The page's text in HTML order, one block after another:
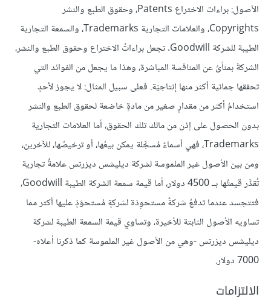
الأصول: براءات الاختراع Patents، وحقوق الطبع والنشر
Copyrights، والعلامات التجارية Trademarks، والسمعة التجارية
الطيبة للشركة Goodwill. تجعل براءاتُ الاختراع وحقوق الطبع والنشر،
الشركةَ بمنأىً عن المنافسة المباشرة، وهذا ما يجعل من الفوائد التي
تحققها حِمائية أكثر منها إنتاجيّة. فعلى سبيل المثال: لا يجوز لأحدٍ
استخدامُ أكثر من مقدارٍ صغير من مادةٍ خاضعة لحقوق الطبع والنشر
بدون الحصول على إذن من مالك تلك الحقوق، أما العلامات التجارية
Trademarks، فهي أسماءٌ مُسجَّلة يمكن بيعُها، أو ترخيصُها، للآخرين،
ومن بين الأصول غير الملموسة لشركة ديليشس ديزرتس علامةٌ تجارية
تُقدَّر قيمتُها بــ 4500 دولار، أما قيمة سمعة الشركة الطيبة Goodwill،
فتتجسد عندما تدفعُ شركةٌ مستحوِذة لشركةٍ مُستحوَذٍ عليها أكثر مما
تساويه الأصول الثابتة للأخيرة، وتساوي قيمة السمعة الطيبة لشركة
ديليشس ديزرتس -وهي من الأصول غير الملموسة كما ذكرنا أعلاه-
7000 دولار.
الالتزامات